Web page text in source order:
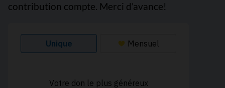
contribution compte. Merci d’avance!